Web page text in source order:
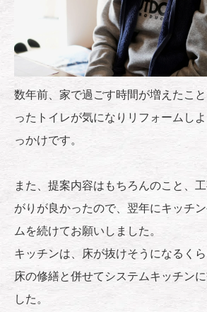
数年前、家で過ごす時間が増えたこ
ったトイレが気になりリフォームし
っかけです。
また、提案内容はもちろんのこと、
がりが良かったので、翌年にキッチ
ムを続けてお願いしました。
キッチンは、床が抜けそうになるく
床の修繕と併せてシステムキッチン
した。